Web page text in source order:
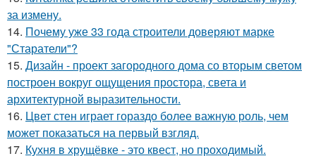
за измену.
14. Почему уже 33 года строители доверяют марке
"Старатели"?
15. Дизайн - проект загородного дома со вторым светом
построен вокруг ощущения простора, света и
архитектурной выразительности.
16. Цвет стен играет гораздо более важную роль, чем
может показаться на первый взгляд.
17. Кухня в хрущёвке - это квест, но проходимый.